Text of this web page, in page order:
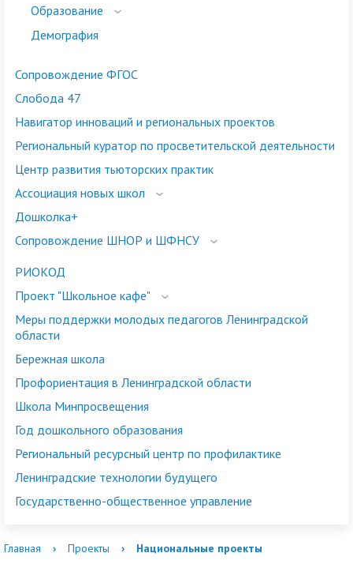
Образование
Демография
Сопровождение ФГОС
Слобода 47
Навигатор инноваций и региональных проектов
Региональный куратор по просветительской деятельности
Центр развития тьюторских практик
Ассоциация новых школ
Дошколка+
Сопровождение ШНОР и ШФНСУ
РИОКОД
Проект "Школьное кафе"
Меры поддержки молодых педагогов Ленинградской
области
Бережная школа
Профориентация в Ленинградской области
Школа Минпросвещения
Год дошкольного образования
Региональный ресурсный центр по профилактике
Ленинградские технологии будущего
Государственно-общественное управление
Главная › Проекты › Национальные проекты